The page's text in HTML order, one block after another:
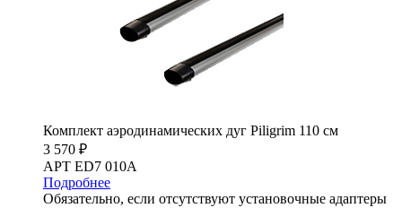
Комплект аэродинамических дуг Piligrim 110 см
3 570 ₽
АРТ ED7 010A
Подробнее
Обязательно, если отсутствуют установочные адаптеры